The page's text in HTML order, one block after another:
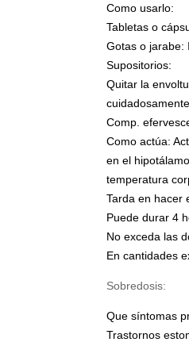
Como usarlo:
Tabletas o
Gotas o jarabe:
Supositorios:
Quitar la
Comp.
Como actúa:
en el
temperatura
Tarda en hacer
Puede durar 4
No exceda las
En cantidades
Sobredosis:
Que síntomas
Trastornos